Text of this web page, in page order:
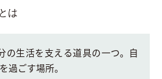
は
の生活を支える道具の一つ。自
過ごす場所。